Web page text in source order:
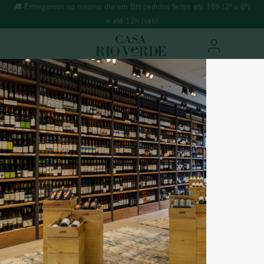
no mesmo dia em BH pedidos feitos até 18h (2ª a 6ª) 🚚 Entregamos
O que você está buscando?
Vinhos Tinto
Portugal
DÃO RIBEIRO SANTO TOURIGA
NACIONAL 2021
% Álcool: 13,50% Safra:2021
TERMOS MAIS BUSCADOS
1º
morande
2º
espumante
3
ricominciare
4
reina ana
5º
vinho tinto
º
synera
7º
rosé